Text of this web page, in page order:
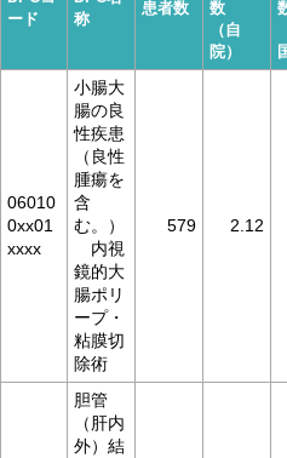
ード
称
患者数
数
（自
院）
06010
0xx01
xxxx
小腸大
腸の良
性疾患
（良性
腫瘍を
含
む。）
内視
鏡的大
腸ポリ
ープ・
粘膜切
除術
579 2.12
胆管
（肝内
外）結